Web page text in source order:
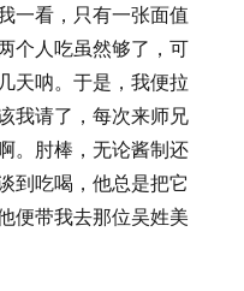
一看，只有一张面值
个人吃虽然够了，可
天呐。于是，我便拉
我请了，每次来师兄
。肘棒，无论酱制还
到吃喝，他总是把它
便带我去那位吴姓美